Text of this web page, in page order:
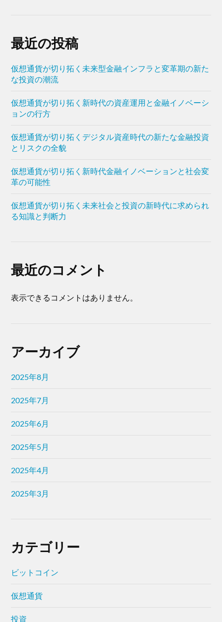
最近の投稿
仮想通貨が切り拓く未来型金融インフラと変革期の新た
な投資の潮流
仮想通貨が切り拓く新時代の資産運用と金融イノベーシ
ョンの行方
仮想通貨が切り拓くデジタル資産時代の新たな金融投資
とリスクの全貌
仮想通貨が切り拓く新時代金融イノベーションと社会変
革の可能性
仮想通貨が切り拓く未来社会と投資の新時代に求められ
る知識と判断力
最近のコメント
表示できるコメントはありません。
アーカイブ
2025年8月
2025年7月
2025年6月
2025年5月
2025年4月
2025年3月
カテゴリー
ビットコイン
仮想通貨
投資